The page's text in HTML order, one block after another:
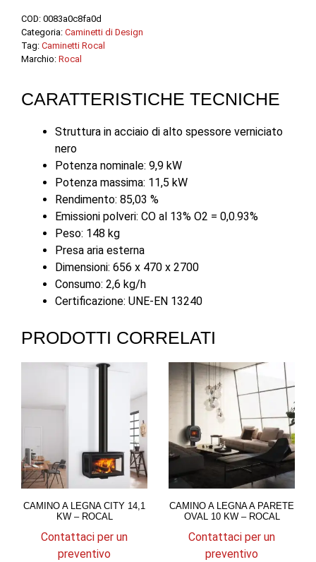
COD: 0083a0c8fa0d
Categoria: Caminetti di Design
Tag: Caminetti Rocal
Marchio: Rocal
CARATTERISTICHE TECNICHE
Struttura in acciaio di alto spessore verniciato
nero
Potenza nominale: 9,9 kW
Potenza massima: 11,5 kW
Rendimento: 85,03 %
Emissioni polveri: CO al 13% O2 = 0,0.93%
Peso: 148 kg
Presa aria esterna
Dimensioni: 656 x 470 x 2700
Consumo: 2,6 kg/h
Certificazione: UNE-EN 13240
PRODOTTI CORRELATI
CAMINO A LEGNA CITY 14,1
KW – ROCAL
Contattaci per un
preventivo
CAMINO A LEGNA A PARETE
OVAL 10 KW – ROCAL
Contattaci per un
preventivo